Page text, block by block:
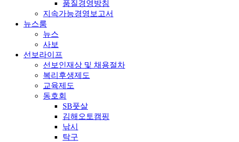
품질경영방침
지속가능경영보고서
뉴스룸
뉴스
사보
선보라이프
선보인재상 및 채용절차
복리후생제도
교육제도
동호회
SB풋살
김해오토캠핑
낚시
탁구